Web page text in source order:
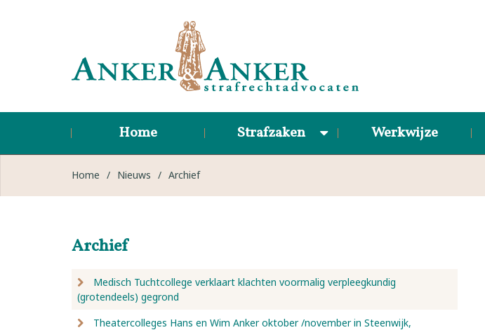
Home Strafzaken Werkwijze
Home / Nieuws / Archief
Archief
Medisch Tuchtcollege verklaart klachten voormalig verpleegkundig
(grotendeels) gegrond
Theatercolleges Hans en Wim Anker oktober /november in Steenwijk,